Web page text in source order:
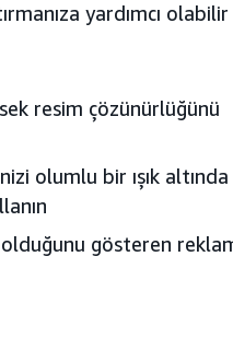
yardımcı olabilir
resim çözünürlüğünü
olumlu bir ışık altında
olduğunu gösteren